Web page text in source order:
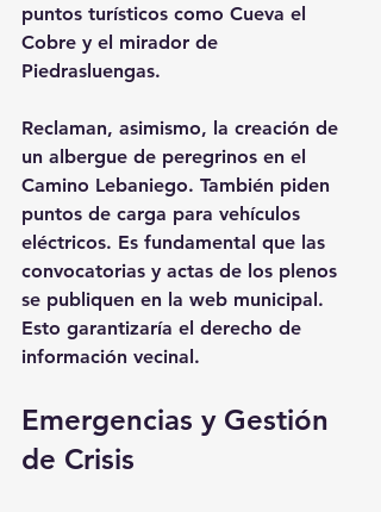
puntos turísticos como Cueva el
Cobre y el mirador de
Piedrasluengas.
Reclaman, asimismo, la creación de
un albergue de peregrinos en el
Camino Lebaniego. También piden
puntos de carga para vehículos
eléctricos. Es fundamental que las
convocatorias y actas de los plenos
se publiquen en la web municipal.
Esto garantizaría el derecho de
información vecinal.
Emergencias y Gestión
de Crisis